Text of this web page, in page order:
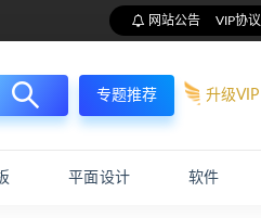
网站公告 VIP协议
专题推荐 升级VIP
平面设计 软件